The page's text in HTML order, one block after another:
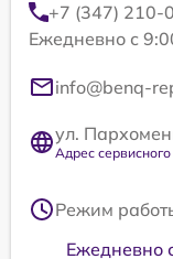
+7 (347) 210-
Ежедневно с
info@benq-
ул.
Адрес
Режим
Ежедневно